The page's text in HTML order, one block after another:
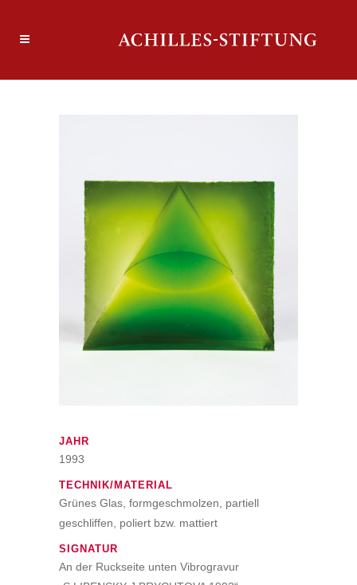
JAHR
1993
TECHNIK/MATERIAL
Grünes Glas, formgeschmolzen, partiell
geschliffen, poliert bzw. mattiert
SIGNATUR
An der Ruckseite unten Vibrogravur